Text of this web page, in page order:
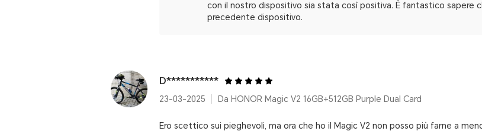
con il nostro dispositivo sia stata così positiva. È fantastico
precedente dispositivo.
D***********
23-03-2025 Da HONOR Magic V2 16GB+512GB Purple Dual Card
Ero scettico sui pieghevoli, ma ora che ho il Magic V2 non posso più farne a